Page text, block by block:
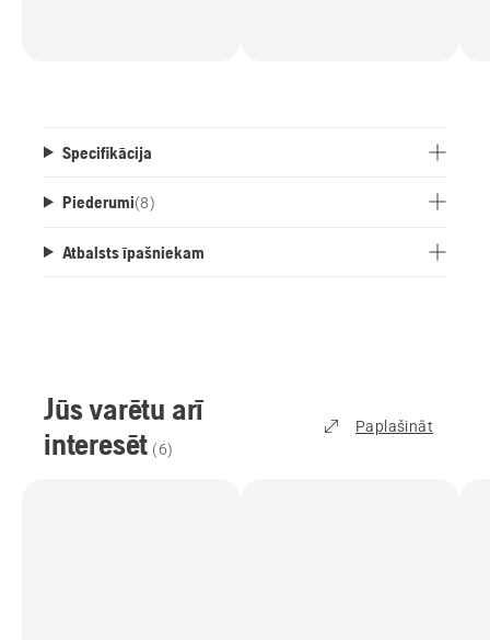
Specifikācija
Piederumi(8)
Atbalsts īpašniekam
Jūs varētu arī
interesēt (6)
Paplašināt